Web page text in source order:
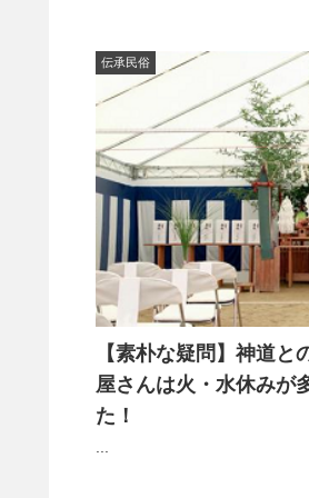
伝承民俗
【素朴な疑問】神道
屋さんは火・水休みが
た！